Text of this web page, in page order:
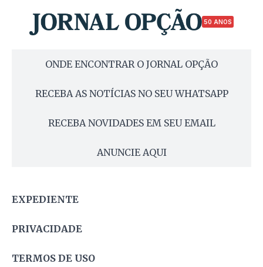
50 ANOS
ONDE ENCONTRAR O JORNAL OPÇÃO
RECEBA AS NOTÍCIAS NO SEU WHATSAPP
RECEBA NOVIDADES EM SEU EMAIL
ANUNCIE AQUI
EXPEDIENTE
PRIVACIDADE
TERMOS DE USO